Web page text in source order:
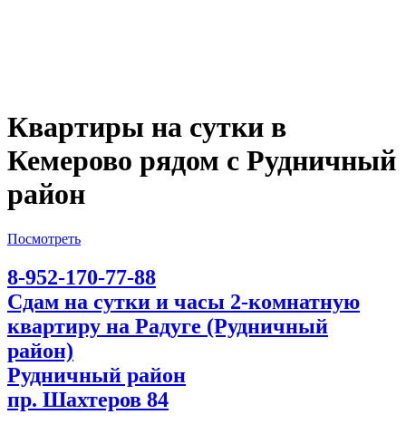
Квартиры на сутки в
Кемерово рядом с Рудничный
район
Посмотреть
8-952-170-77-88
Сдам на сутки и часы 2-комнатную
квартиру на Радуге (Рудничный
район)
Рудничный район
пр. Шахтеров 84